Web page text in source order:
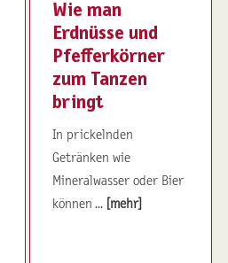
Wie man
Erdnüsse und
Pfefferkörner
zum Tanzen
bringt
In prickelnden
Getränken wie
Mineralwasser oder Bier
können ... [mehr]